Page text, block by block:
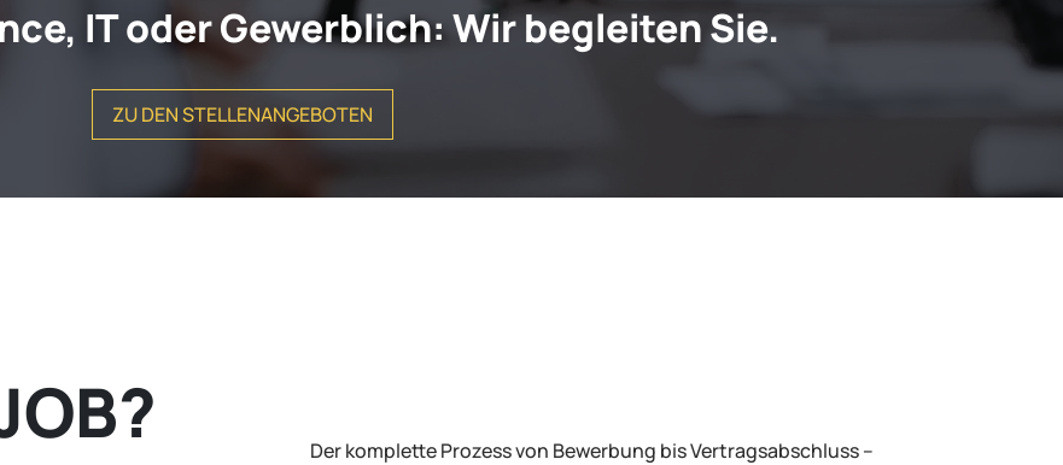
IT oder Gewerblich: Wir begleiten Sie.
ZU DEN STELLENANGEBOTEN
Der komplette Prozess von Bewerbung bis Vertragsabschluss –